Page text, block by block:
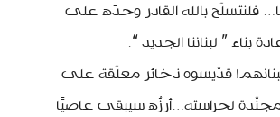
فلنتسلّح بالله القادر وحدَه على
بناء ” لبناننا الجديد “.
لبنانهم! قدّيسوه ذخائر معلّقة على
مجنّدة لحراسته…أرزُه سيبقى عاصيًا